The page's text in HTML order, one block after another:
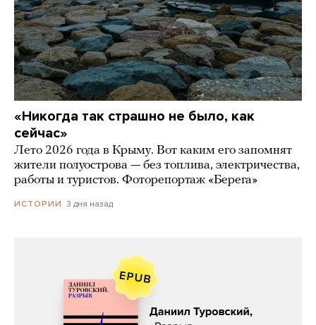
«Никогда так страшно не было, как
сейчас»
Лето 2026 года в Крыму. Вот каким его запомнят
жители полуострова — без топлива, электричества,
работы и туристов. Фоторепортаж «Берега»
ИСТОРИИ 3 дня назад